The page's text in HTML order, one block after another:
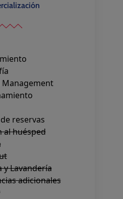
reservas
al huésped
y Lavandería
adicionales